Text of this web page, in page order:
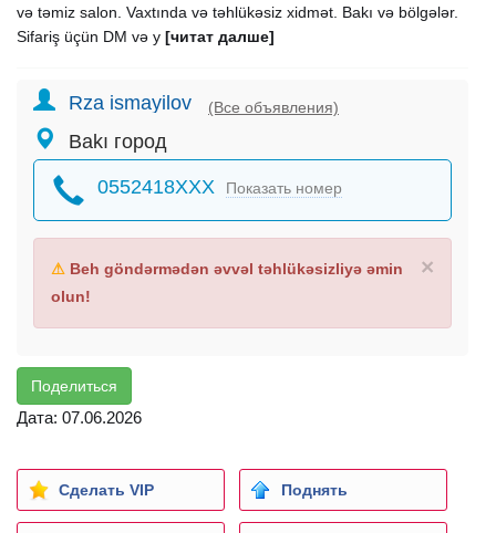
və təmiz salon. Vaxtında və təhlükəsiz xidmət. Bakı və bölgələr.
Sifariş üçün DM və y [читат далше]
Rza ismayilov (Все объявления)
Bakı город
0552418XXX Показать номер
×
⚠ Beh göndərmədən əvvəl təhlükəsizliyə əmin
olun!
Поделиться
Дата: 07.06.2026
Сделать VIP Поднять